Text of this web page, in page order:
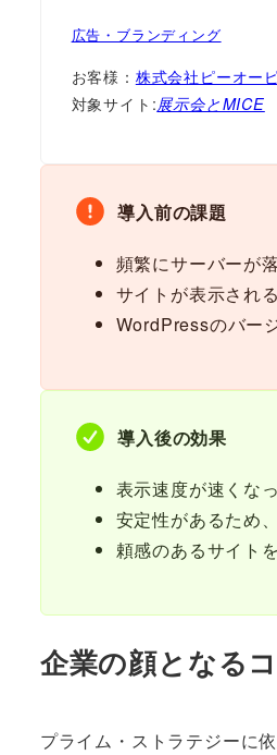
広告・ブランディング
お客様： 株式会社ピーオー
対象サイト:展示会とMICE
導入前の課題
頻繁にサーバーが
サイトが表示され
WordPressのバー
導入後の効果
表示速度が速くな
安定性があるため
頼感のあるサイト
企業の顔となる
プライム・ストラテジーに